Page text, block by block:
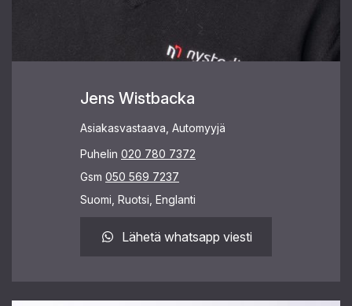
Jens Wistbacka
Asiakasvastaava, Automyyjä
Puhelin 020 780 7372
Gsm 050 569 7237
Suomi, Ruotsi, Englanti
Lähetä whatsapp viesti